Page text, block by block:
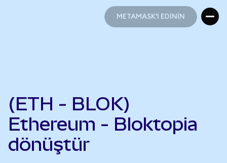
METAMASK'I EDİNİN
(ETH - BLOK)
Ethereum - Bloktopia
dönüştür